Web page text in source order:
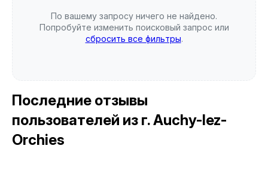
По вашему запросу ничего не найдено.
Попробуйте изменить поисковый запрос или
сбросить все фильтры.
Последние отзывы
пользователей из г. Auchy-lez-
Orchies